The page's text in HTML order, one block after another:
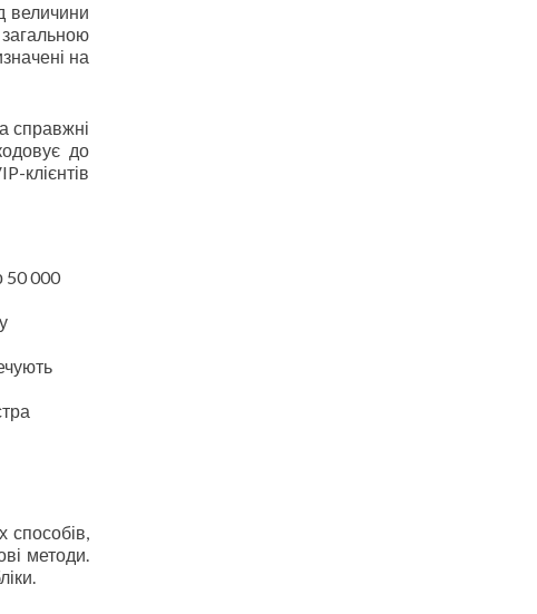
величини
на
справжні
до
клієнтів
50 000
способів,
методи.